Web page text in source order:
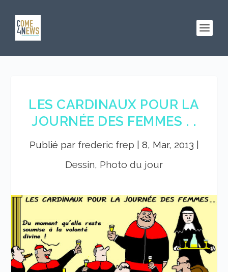
LES CARDINAUX POUR LA
JOURNÉE DES FEMMES . .
Publié par frederic frep 8, Mar, 2013
Dessin, Photo du jour